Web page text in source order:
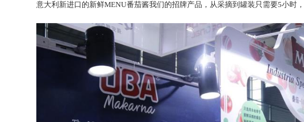
意大利新进口的新鲜MENU番茄酱我们的招牌产品，从采摘到罐装只需要5小时，